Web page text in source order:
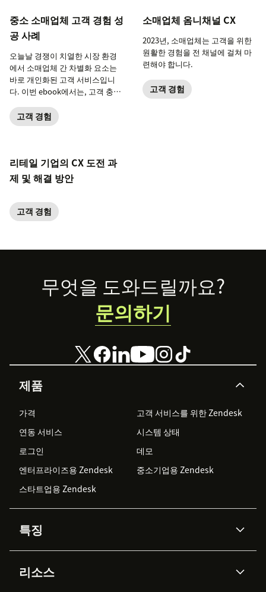
중소 소매업체 고객 경험 성
공 사례
오늘날 경쟁이 치열한 시장 환경
에서 소매업체 간 차별화 요소는
바로 개인화된 고객 서비스입니
다. 이번 ebook에서는, 고객 충성
례를 공유합니다.
고객 경험
소매업체 옴니채널 CX
2023년, 소매업체는 고객을 위한
원활한 경험을 전 채널에 걸쳐 마
련해야 합니다.
고객 경험
리테일 기업의 CX 도전 과
제 및 해결 방안
고객 경험
Footer
제품
가격
고객 서비스를 위한 Zendesk
연동 서비스
시스템 상태
로그인
데모
엔터프라이즈용 Zendesk
중소기업용 Zendesk
스타트업용 Zendesk
특징
Zendesk AI
리소스
무엇을 도와드릴까요?
문의하기